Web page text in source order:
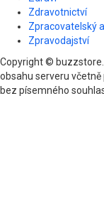
Zdravotnictví
Zpracovatelský
Zpravodajství
Copyright ©
obsahu serveru
bez písemného